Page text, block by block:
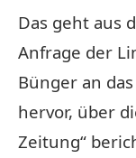
Das geht aus
Anfrage der
Bünger an
hervor, über
Zeitung“